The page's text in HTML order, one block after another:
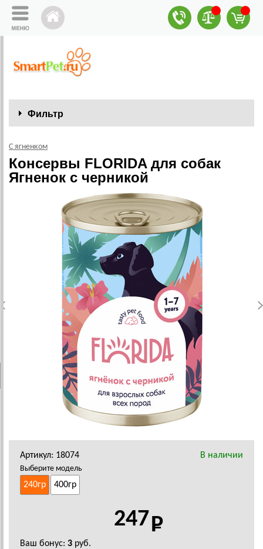
Фильтр
С ягненком
Консервы FLORIDA для собак
Ягненок с черникой
Артикул: 18074 В наличии
Выберите модель
240гр 400гр
247
Ваш бонус: 3 руб.